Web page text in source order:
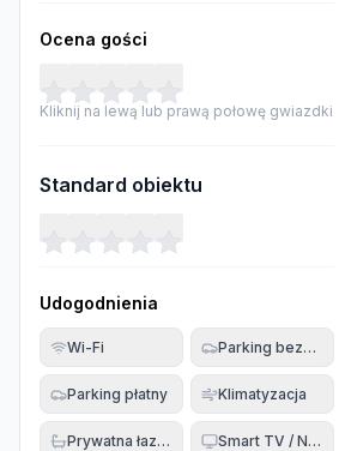
Ocena gości
Kliknij na lewą lub prawą połowę gwiazdki
Standard obiektu
Udogodnienia
Wi-Fi Parking bezpłatny
Parking płatny Klimatyzacja
Prywatna łazienka Smart TV / Netflix